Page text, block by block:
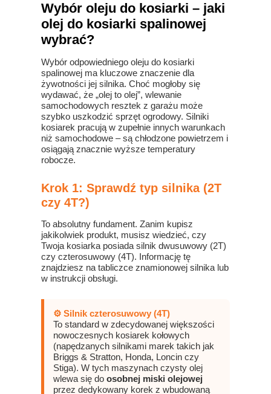
Wybór oleju do kosiarki – jaki
olej do kosiarki spalinowej
wybrać?
Wybór odpowiedniego oleju do kosiarki
spalinowej ma kluczowe znaczenie dla
żywotności jej silnika. Choć mogłoby się
wydawać, że „olej to olej”, wlewanie
samochodowych resztek z garażu może
szybko uszkodzić sprzęt ogrodowy. Silniki
kosiarek pracują w zupełnie innych warunkach
niż samochodowe – są chłodzone powietrzem i
osiągają znacznie wyższe temperatury
robocze.
Krok 1: Sprawdź typ silnika (2T
czy 4T?)
To absolutny fundament. Zanim kupisz
jakikolwiek produkt, musisz wiedzieć, czy
Twoja kosiarka posiada silnik dwusuwowy (2T)
czy czterosuwowy (4T). Informację tę
znajdziesz na tabliczce znamionowej silnika lub
w instrukcji obsługi.
⚙️ Silnik czterosuwowy (4T)
To standard w zdecydowanej większości
nowoczesnych kosiarek kołowych
(napędzanych silnikami marek takich jak
Briggs & Stratton, Honda, Loncin czy
Stiga). W tych maszynach czysty olej
wlewa się do osobnej miski olejowej
przez dedykowany korek z wbudowaną